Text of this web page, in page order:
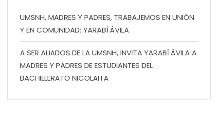
UMSNH, MADRES Y PADRES, TRABAJEMOS EN UNIÓN
Y EN COMUNIDAD: YARABÍ ÁVILA
A SER ALIADOS DE LA UMSNH, INVITA YARABÍ ÁVILA A
MADRES Y PADRES DE ESTUDIANTES DEL
BACHILLERATO NICOLAITA